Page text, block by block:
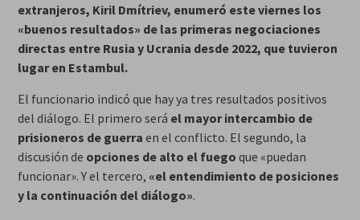
extranjeros, Kiril Dmítriev, enumeró este viernes los
«buenos resultados» de las primeras negociaciones
directas entre Rusia y Ucrania desde 2022, que tuvieron
lugar en Estambul.
El funcionario indicó que hay ya tres resultados positivos
del diálogo. El primero será el mayor intercambio de
prisioneros de guerra en el conflicto. El segundo, la
discusión de opciones de alto el fuego que «puedan
funcionar». Y el tercero, «el entendimiento de posiciones
y la continuación del diálogo».